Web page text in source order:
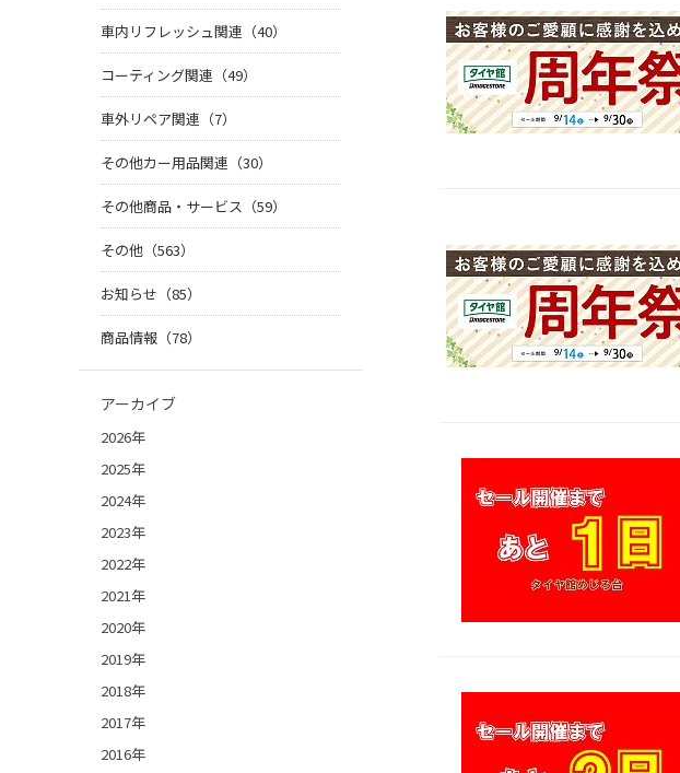
車内リフレッシュ関連（40）
コーティング関連（49）
車外リペア関連（7）
その他カー用品関連（30）
その他商品・サービス（59）
その他（563）
お知らせ（85）
商品情報（78）
アーカイブ
2026年
2025年
2024年
2023年
2022年
2021年
2020年
2019年
2018年
2017年
2016年